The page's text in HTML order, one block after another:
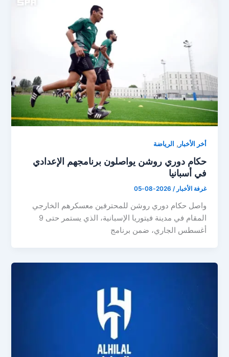
أخر الأخبار , الرياضة
حكام دوري روشن يواصلون برنامجهم الإعدادي
في أسبانيا
غرفة الأخبار/
2026-08-05
واصل حكام دوري روشن للمحترفين معسكرهم الخارجي
المقام في مدينة فيتوريا الإسبانية، الذي يستمر حتى 9
أغسطس الجاري، ضمن برنامج